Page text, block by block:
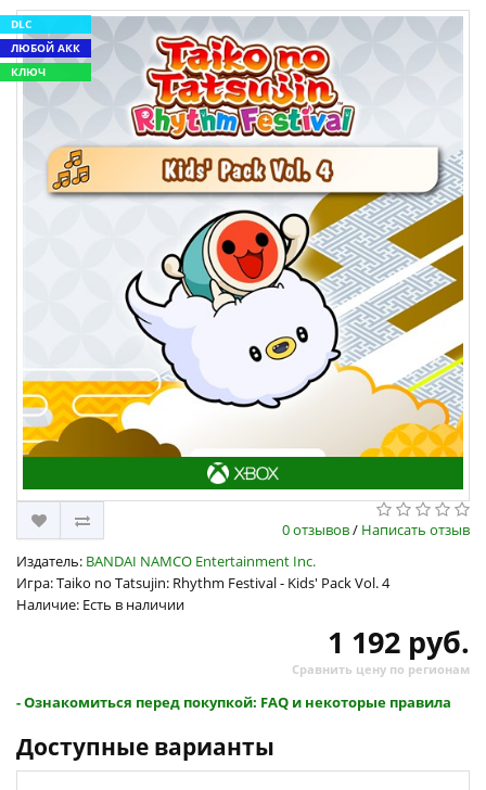
DLC
ЛЮБОЙ АКК
КЛЮЧ
0 отзывов/ Написать отзыв
Издатель: BANDAI NAMCO Entertainment Inc.
Игра: Taiko no Tatsujin: Rhythm Festival - Kids' Pack Vol. 4
Наличие: Есть в наличии
1 192 руб.
Сравнить цену по регионам
- Ознакомиться перед покупкой: FAQ и некоторые правила
Доступные варианты